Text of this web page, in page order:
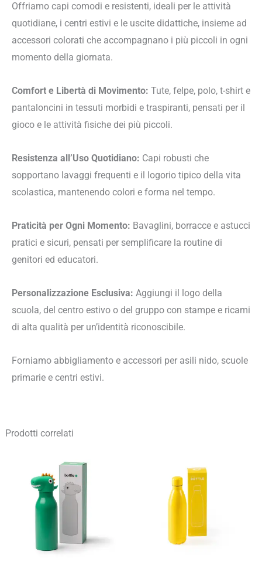
Offriamo capi comodi e resistenti, ideali per le attività
quotidiane, i centri estivi e le uscite didattiche, insieme ad
accessori colorati che accompagnano i più piccoli in ogni
momento della giornata.
Comfort e Libertà di Movimento: Tute, felpe, polo, t-shirt e
pantaloncini in tessuti morbidi e traspiranti, pensati per il
gioco e le attività fisiche dei più piccoli.
Resistenza all’Uso Quotidiano: Capi robusti che
sopportano lavaggi frequenti e il logorio tipico della vita
scolastica, mantenendo colori e forma nel tempo.
Praticità per Ogni Momento: Bavaglini, borracce e astucci
pratici e sicuri, pensati per semplificare la routine di
genitori ed educatori.
Personalizzazione Esclusiva: Aggiungi il logo della
scuola, del centro estivo o del gruppo con stampe e ricami
di alta qualità per un’identità riconoscibile.
Forniamo abbigliamento e accessori per asili nido, scuole
primarie e centri estivi.
Prodotti correlati
di
prezzo:
da
8,88 €
a
prezzo:
da
4,67 €
a